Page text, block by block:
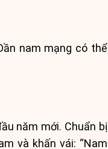
nam mạng có thể
năm mới. Chuẩn bị
và khấn vái: “Nam